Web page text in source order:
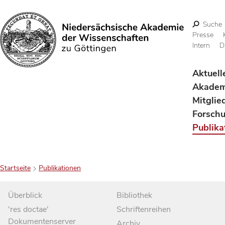
Suchen
Suche
Presse
Intern
Startseite Publikationen
Überblick
'res doctae'
Dokumentenserver
Bibliothek
Schriftenreihen